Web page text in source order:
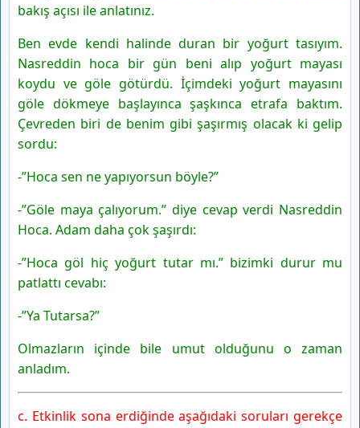
bakış açısı ile anlatınız.
Ben evde kendi halinde duran bir yoğurt tasıyım.
Nasreddin hoca bir gün beni alıp yoğurt mayası
koydu ve göle götürdü. İçimdeki yoğurt mayasını
göle dökmeye başlayınca şaşkınca etrafa baktım.
Çevreden biri de benim gibi şaşırmış olacak ki gelip
sordu:
-”Hoca sen ne yapıyorsun böyle?”
-”Göle maya çalıyorum.” diye cevap verdi Nasreddin
Hoca. Adam daha çok şaşırdı:
-”Hoca göl hiç yoğurt tutar mı.” bizimki durur mu
patlattı cevabı:
-”Ya Tutarsa?”
Olmazların içinde bile umut olduğunu o zaman
anladım.
c. Etkinlik sona erdiğinde aşağıdaki soruları gerekçe